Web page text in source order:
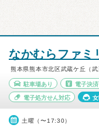
なかむらファミ
熊本県熊本市北区武蔵ケ丘（武
駐車場あり 電子決
電子処方せん対応
土曜（〜17:30）